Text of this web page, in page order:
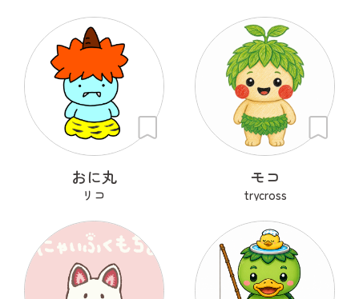
おに丸
リコ
モコ
trycross